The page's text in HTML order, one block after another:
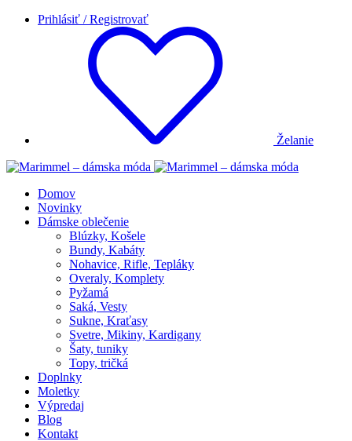
Prihlásiť / Registrovať
Želanie
Domov
Novinky
Dámske oblečenie
Blúzky, Košele
Bundy, Kabáty
Nohavice, Rifle, Tepláky
Overaly, Komplety
Pyžamá
Saká, Vesty
Sukne, Kraťasy
Svetre, Mikiny, Kardigany
Šaty, tuniky
Topy, tričká
Doplnky
Moletky
Výpredaj
Blog
Kontakt